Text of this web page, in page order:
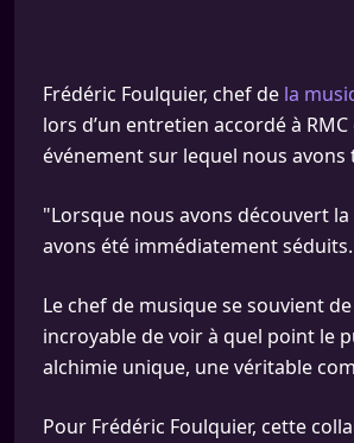
Frédéric Foulquier, chef de la
lors d’un entretien accordé à
événement sur lequel nous
"Lorsque nous avons découvert
avons été immédiatement
Le chef de musique se souvient
incroyable de voir à quel point le
alchimie unique, une véritable
Pour Frédéric Foulquier, cette